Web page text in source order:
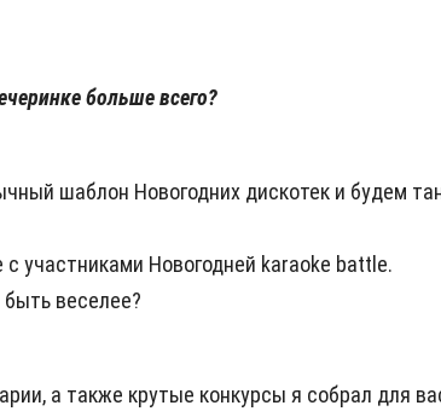
больше всего?
шаблон Новогодних дискотек и будем
участниками Новогодней karaoke battle.
веселее?
а также крутые конкурсы я собрал для